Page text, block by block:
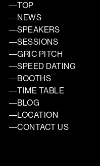
TOP
NEWS
SPEAKERS
SESSIONS
GRIC PITCH
SPEED DATING
BOOTHS
TIME TABLE
BLOG
LOCATION
CONTACT US